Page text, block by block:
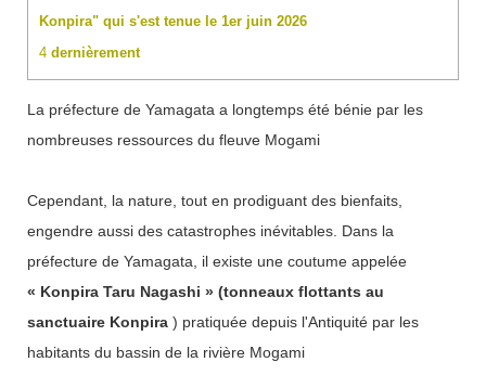
Konpira" qui s'est tenue le 1er juin 2026
4dernièrement
La préfecture de Yamagata a longtemps été bénie par les
nombreuses ressources du fleuve Mogami
Cependant, la nature, tout en prodiguant des bienfaits,
engendre aussi des catastrophes inévitables. Dans la
préfecture de Yamagata, il existe une coutume appelée
« Konpira Taru Nagashi » (tonneaux flottants au
sanctuaire Konpira) pratiquée depuis l'Antiquité par les
habitants du bassin de la rivière Mogami